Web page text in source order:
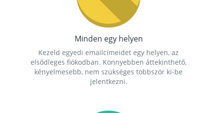
Minden egy helyen
Kezeld egyedi emailcímeidet egy helyen, az
elsődleges fiókodban. Könnyebben áttekinthető,
kényelmesebb, nem szükséges többször ki-be
jelentkezni.